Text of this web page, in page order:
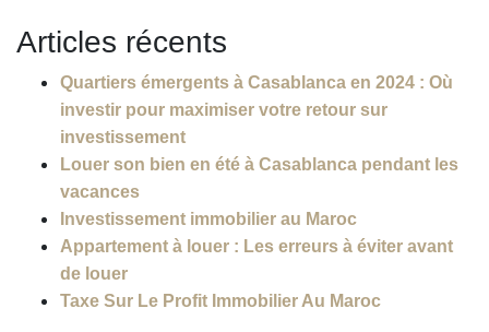
Articles récents
Quartiers émergents à Casablanca en 2024 : Où
investir pour maximiser votre retour sur
investissement
Louer son bien en été à Casablanca pendant les
vacances
Investissement immobilier au Maroc
Appartement à louer : Les erreurs à éviter avant
de louer
Taxe Sur Le Profit Immobilier Au Maroc